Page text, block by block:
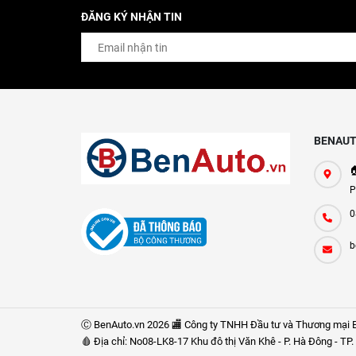
ĐĂNG KÝ NHẬN TIN
Ⓒ BenAuto.vn 2026 🏬 Công ty TNHH Đầu tư và Thương mại
🩸 Địa chỉ: No08-LK8-17 Khu đô thị Văn Khê - P. Hà Đông -